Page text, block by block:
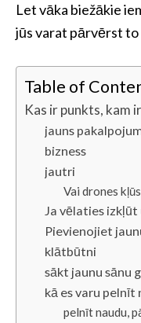
Let vāka biežākie
jūs varat pārvērst
Table of
Kas ir punkts, kam
jauns
bizness
jautri
Vai drones
Ja vēlaties izkļūt
Pievienojiet
klātbūtni
sākt jaunu sānu
kā es varu pelnīt
pelnīt naudu,